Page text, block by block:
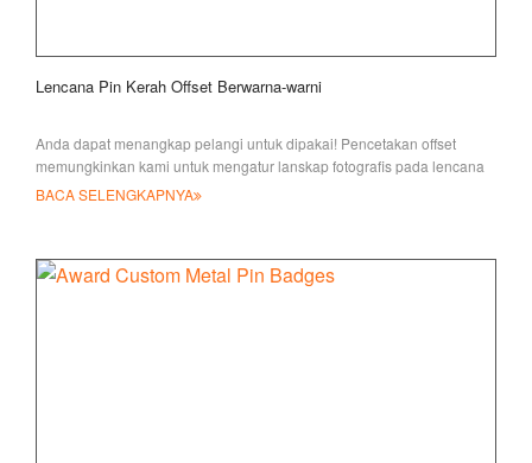
Lencana Pin Kerah Offset Berwarna-warni
Anda dapat menangkap pelangi untuk dipakai! Pencetakan offset
memungkinkan kami untuk mengatur lanskap fotografis pada lencana
pin kerah. Kami hanya perlu
BACA SELENGKAPNYA